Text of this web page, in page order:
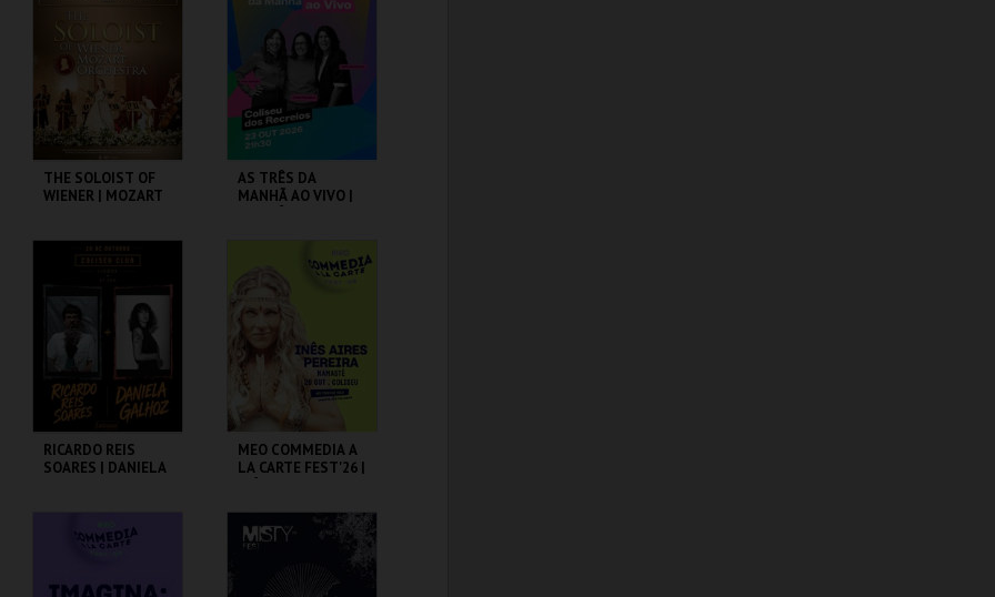
MAIS INFO
COMPRAR
MAIS INFO
COMPRAR
THE SOLOIST OF
WIENER | MOZART
COLISEU DE LISBOA
MAIS INFO
COMPRAR
AS TRÊS DA
MANHÃ AO VIVO |
MAIS INFO
COMPRAR
RICARDO REIS
SOARES | DANIELA
MAIS INFO
MEO COMMEDIA A
LA CARTE FEST'26 |
COLISEU DE LISBOA
MAIS INFO